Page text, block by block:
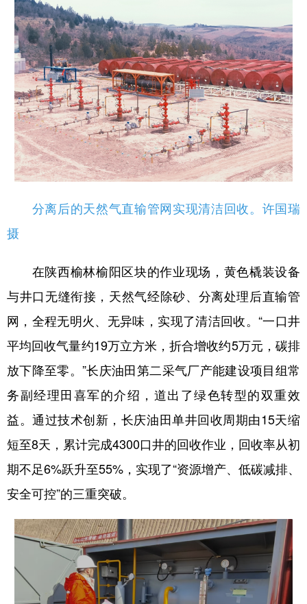
分离后的天然气直输管网实现清洁回收。许国瑞
摄
在陕西榆林榆阳区块的作业现场，黄色橇装设备
与井口无缝衔接，天然气经除砂、分离处理后直输管
网，全程无明火、无异味，实现了清洁回收。“一口井
平均回收气量约19万立方米，折合增收约5万元，碳排
放下降至零。”长庆油田第二采气厂产能建设项目组常
务副经理田喜军的介绍，道出了绿色转型的双重效
益。通过技术创新，长庆油田单井回收周期由15天缩
短至8天，累计完成4300口井的回收作业，回收率从初
期不足6%跃升至55%，实现了“资源增产、低碳减排、
安全可控”的三重突破。